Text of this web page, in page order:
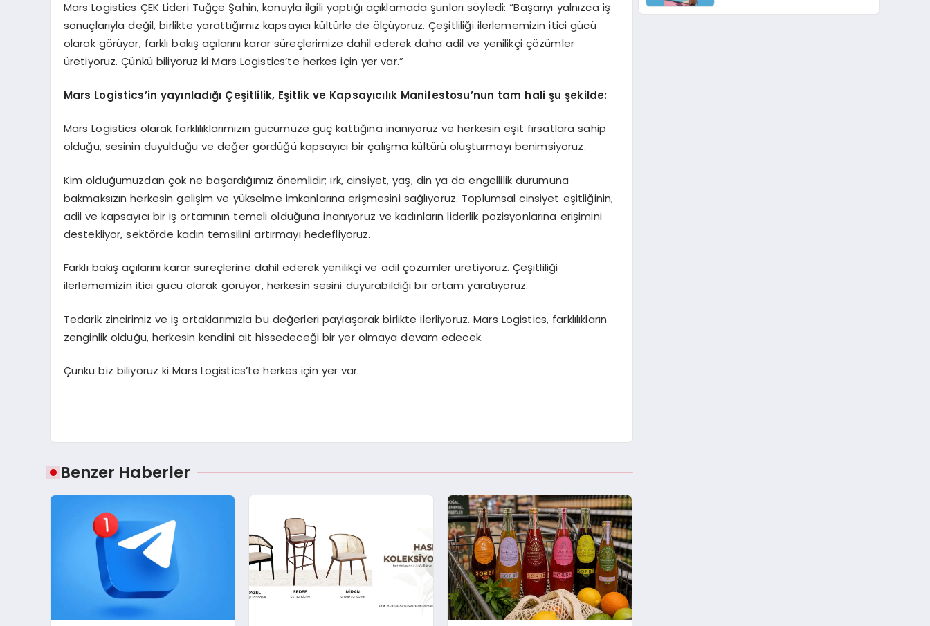
Mars Logistics ÇEK Lideri Tuğçe Şahin, konuyla ilgili yaptığı açıklamada şunları söyledi: “Başarıyı yalnızca iş
sonuçlarıyla değil, birlikte yarattığımız kapsayıcı kültürle de ölçüyoruz. Çeşitliliği ilerlememizin itici gücü
olarak görüyor, farklı bakış açılarını karar süreçlerimize dahil ederek daha adil ve yenilikçi çözümler
üretiyoruz. Çünkü biliyoruz ki Mars Logistics’te herkes için yer var.”
Mars Logistics’in yayınladığı Çeşitlilik, Eşitlik ve Kapsayıcılık Manifestosu’nun tam hali şu şekilde:
Mars Logistics olarak farklılıklarımızın gücümüze güç kattığına inanıyoruz ve herkesin eşit fırsatlara sahip
olduğu, sesinin duyulduğu ve değer gördüğü kapsayıcı bir çalışma kültürü oluşturmayı benimsiyoruz.
Kim olduğumuzdan çok ne başardığımız önemlidir; ırk, cinsiyet, yaş, din ya da engellilik durumuna
bakmaksızın herkesin gelişim ve yükselme imkanlarına erişmesini sağlıyoruz. Toplumsal cinsiyet eşitliğinin,
adil ve kapsayıcı bir iş ortamının temeli olduğuna inanıyoruz ve kadınların liderlik pozisyonlarına erişimini
destekliyor, sektörde kadın temsilini artırmayı hedefliyoruz.
Farklı bakış açılarını karar süreçlerine dahil ederek yenilikçi ve adil çözümler üretiyoruz. Çeşitliliği
ilerlememizin itici gücü olarak görüyor, herkesin sesini duyurabildiği bir ortam yaratıyoruz.
Tedarik zincirimiz ve iş ortaklarımızla bu değerleri paylaşarak birlikte ilerliyoruz. Mars Logistics, farklılıkların
zenginlik olduğu, herkesin kendini ait hissedeceği bir yer olmaya devam edecek.
Çünkü biz biliyoruz ki Mars Logistics’te herkes için yer var.
Benzer Haberler